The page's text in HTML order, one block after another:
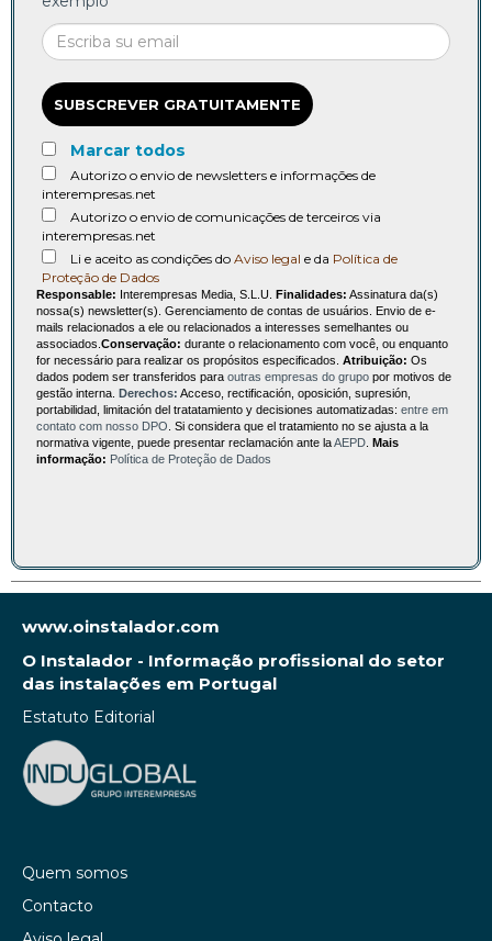
SUBSCREVER GRATUITAMENTE
Marcar todos
Autorizo o envio de newsletters e informações de
interempresas.net
Autorizo o envio de comunicações de terceiros via
interempresas.net
Li e aceito as condições do Aviso legal e da Política de
Proteção de Dados
Responsable: Interempresas Media, S.L.U. Finalidades: Assinatura da(s)
nossa(s) newsletter(s). Gerenciamento de contas de usuários. Envio de e-
mails relacionados a ele ou relacionados a interesses semelhantes ou
associados. Conservação: durante o relacionamento com você, ou enquanto
for necessário para realizar os propósitos especificados. Atribuição: Os
dados podem ser transferidos para outras empresas do grupo por motivos de
gestão interna. Derechos: Acceso, rectificación, oposición, supresión,
portabilidad, limitación del tratatamiento y decisiones automatizadas: entre em
contato com nosso DPO . Si considera que el tratamiento no se ajusta a la
normativa vigente, puede presentar reclamación ante laAEPD Mais
informação: Política de Proteção de Dados
www.oinstalador.com
O Instalador - Informação profissional do setor
das instalações em Portugal
Estatuto Editorial
Quem somos
Contacto